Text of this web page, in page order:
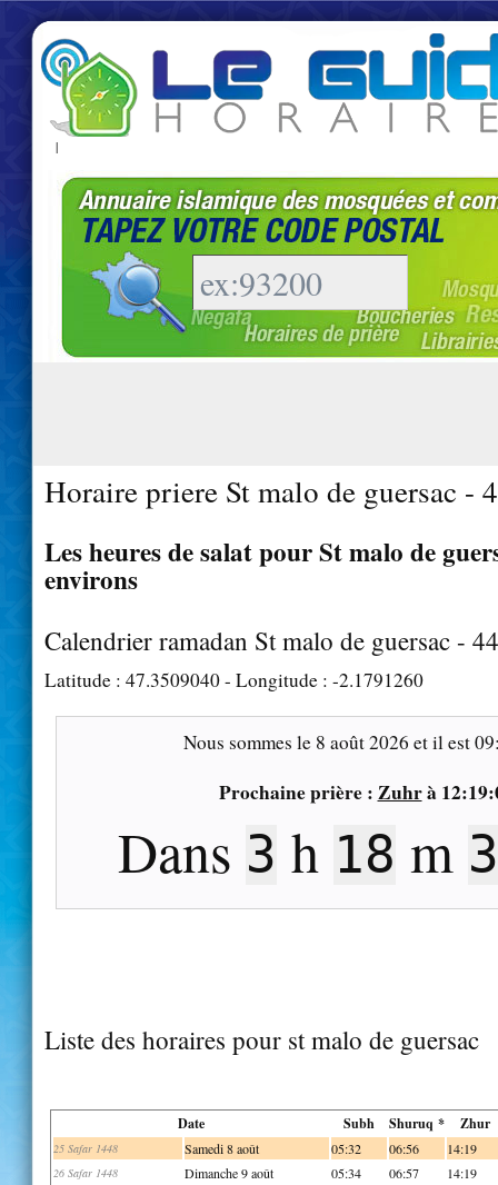
|
Horaire priere St malo de guersac -
Les heures de salat pour St malo de
environs
Calendrier ramadan St malo de guersac -
Latitude : 47.3509040- Longitude : -2.1791260
Nous sommes le 8 août 2026 et il est
Prochaine prière : Zuhrà
Dans 3 h 18 m
Liste des horaires pour st malo de guersac
Date Subh Shuruq * Zhur
25 Safar 1448 Samedi 8 août 05:32 06:56 14:19
26 Safar 1448 Dimanche 9 août 05:34 06:57 14:19